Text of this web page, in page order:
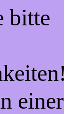
bitte
einer